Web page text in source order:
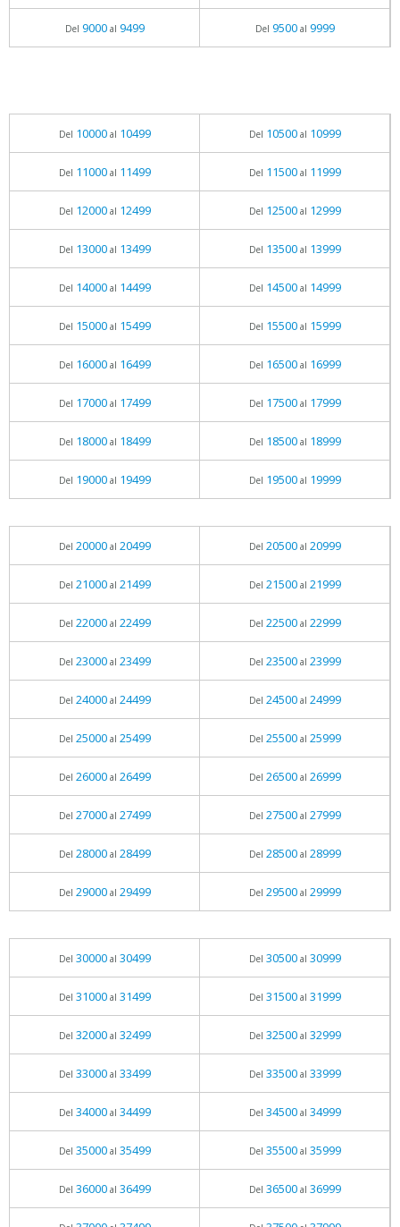
Del 9000al 9499 Del 9500al 9999
Del 10000al 10499 Del 10500al 10999
Del 11000al 11499 Del 11500al 11999
Del 12000al 12499 Del 12500al 12999
Del 13000al 13499 Del 13500al 13999
Del 14000al 14499 Del 14500al 14999
Del 15000al 15499 Del 15500al 15999
Del 16000al 16499 Del 16500al 16999
Del 17000al 17499 Del 17500al 17999
Del 18000al 18499 Del 18500al 18999
Del 19000al 19499 Del 19500al 19999
Del 20000al 20499 Del 20500al 20999
Del 21000al 21499 Del 21500al 21999
Del 22000al 22499 Del 22500al 22999
Del 23000al 23499 Del 23500al 23999
Del 24000al 24499 Del 24500al 24999
Del 25000al 25499 Del 25500al 25999
Del 26000al 26499 Del 26500al 26999
Del 27000al 27499 Del 27500al 27999
Del 28000al 28499 Del 28500al 28999
Del 29000al 29499 Del 29500al 29999
Del 30000al 30499 Del 30500al 30999
Del 31000al 31499 Del 31500al 31999
Del 32000al 32499 Del 32500al 32999
Del 33000al 33499 Del 33500al 33999
Del 34000al 34499 Del 34500al 34999
Del 35000al 35499 Del 35500al 35999
Del 36000al 36499 Del 36500al 36999